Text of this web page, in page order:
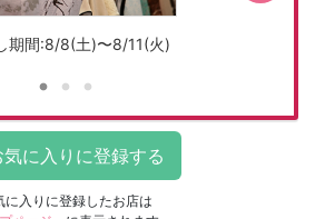
期間:8/8(土)〜8/11(火)
に入りに登録したお店は